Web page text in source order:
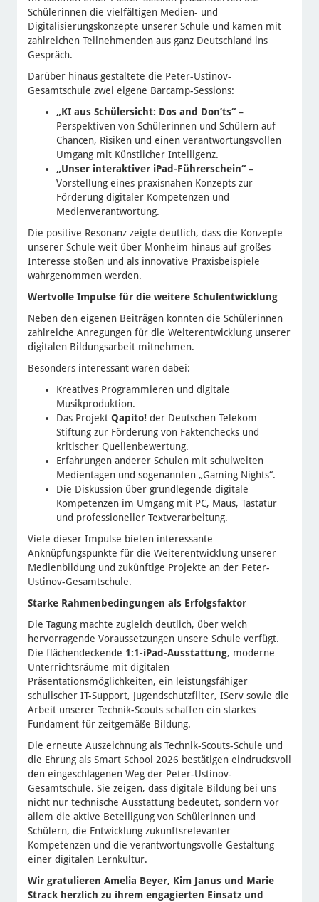
Schülerinnen die vielfältigen Medien- und
Digitalisierungskonzepte unserer Schule und kamen mit
zahlreichen Teilnehmenden aus ganz Deutschland ins
Gespräch.
Darüber hinaus gestaltete die Peter-Ustinov-
Gesamtschule zwei eigene Barcamp-Sessions:
„KI aus Schülersicht: Dos and Don’ts“–
Perspektiven von Schülerinnen und Schülern auf
Chancen, Risiken und einen verantwortungsvollen
Umgang mit Künstlicher Intelligenz.
„Unser interaktiver iPad-Führerschein“–
Vorstellung eines praxisnahen Konzepts zur
Förderung digitaler Kompetenzen und
Medienverantwortung.
Die positive Resonanz zeigte deutlich, dass die Konzepte
unserer Schule weit über Monheim hinaus auf großes
Interesse stoßen und als innovative Praxisbeispiele
wahrgenommen werden.
Wertvolle Impulse für die weitere Schulentwicklung
Neben den eigenen Beiträgen konnten die Schülerinnen
zahlreiche Anregungen für die Weiterentwicklung unserer
digitalen Bildungsarbeit mitnehmen.
Besonders interessant waren dabei:
Kreatives Programmieren und digitale
Musikproduktion.
Das Projekt Qapito!der Deutschen Telekom
Stiftung zur Förderung von Faktenchecks und
kritischer Quellenbewertung.
Erfahrungen anderer Schulen mit schulweiten
Medientagen und sogenannten „Gaming Nights“.
Die Diskussion über grundlegende digitale
Kompetenzen im Umgang mit PC, Maus, Tastatur
und professioneller Textverarbeitung.
Viele dieser Impulse bieten interessante
Anknüpfungspunkte für die Weiterentwicklung unserer
Medienbildung und zukünftige Projekte an der Peter-
Ustinov-Gesamtschule.
Starke Rahmenbedingungen als Erfolgsfaktor
Die Tagung machte zugleich deutlich, über welch
hervorragende Voraussetzungen unsere Schule verfügt.
Die flächendeckende 1:1-iPad-Ausstattung, moderne
Unterrichtsräume mit digitalen
Präsentationsmöglichkeiten, ein leistungsfähiger
schulischer IT-Support, Jugendschutzfilter, IServ sowie die
Arbeit unserer Technik-Scouts schaffen ein starkes
Fundament für zeitgemäße Bildung.
Die erneute Auszeichnung als Technik-Scouts-Schule und
die Ehrung als Smart School 2026 bestätigen eindrucksvoll
den eingeschlagenen Weg der Peter-Ustinov-
Gesamtschule. Sie zeigen, dass digitale Bildung bei uns
nicht nur technische Ausstattung bedeutet, sondern vor
allem die aktive Beteiligung von Schülerinnen und
Schülern, die Entwicklung zukunftsrelevanter
Kompetenzen und die verantwortungsvolle Gestaltung
einer digitalen Lernkultur.
Wir gratulieren Amelia Beyer, Kim Janus und Marie
Strack herzlich zu ihrem engagierten Einsatz und